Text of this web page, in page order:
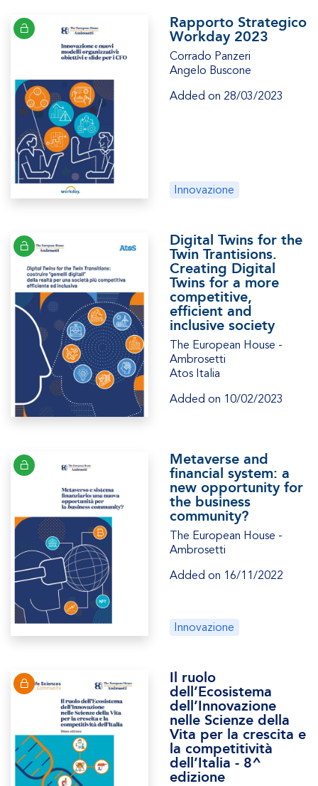
Rapporto Strategico
Workday 2023
Corrado Panzeri
Angelo Buscone
Added on 28/03/2023
Innovazione
Digital Twins for the
Twin Trantisions.
Creating Digital
Twins for a more
competitive,
efficient and
inclusive society
The European House -
Ambrosetti
Atos Italia
Added on 10/02/2023
Metaverse and
financial system: a
new opportunity for
the business
community?
The European House -
Ambrosetti
Added on 16/11/2022
Innovazione
Il ruolo
dell’Ecosistema
dell’Innovazione
nelle Scienze della
Vita per la crescita e
la competitività
dell’Italia - 8^
edizione